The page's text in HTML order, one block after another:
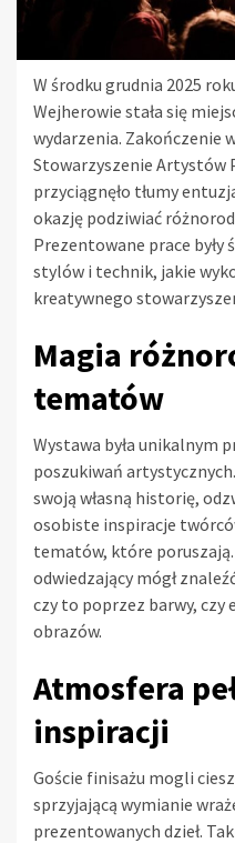
W środku grudnia 2025
Wejherowie stała się
wydarzenia. Zakończenie
Stowarzyszenie Artystów
przyciągnęło tłumy
okazję podziwiać
Prezentowane prace
stylów i technik, jakie
kreatywnego
Magia
tematów
Wystawa była unikalnym
poszukiwań
swoją własną historię,
osobiste inspiracje
tematów, które
odwiedzający mógł
czy to poprzez barwy, czy
obrazów.
Atmosfera
inspiracji
Goście finisażu mogli
sprzyjającą wymianie
prezentowanych dzieł.